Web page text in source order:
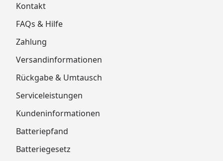
Kontakt
FAQs & Hilfe
Zahlung
Versandinformationen
Rückgabe & Umtausch
Serviceleistungen
Kundeninformationen
Batteriepfand
Batteriegesetz